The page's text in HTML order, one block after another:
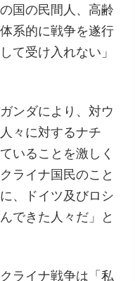
国の民間人、高齢
系的に戦争を遂行
て受け入れない」
ンダにより、対ウ
々に対するナチ
いることを激しく
ライナ国民のこと
、ドイツ及びロシ
できた人々だ」と
ライナ戦争は「私